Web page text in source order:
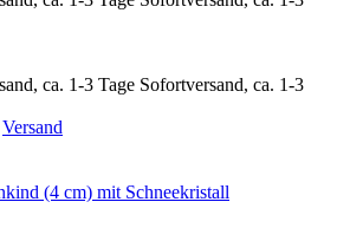
Sofortversand, ca. 1-3
Versand